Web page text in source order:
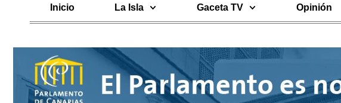
Inicio La Isla Gaceta TV Opinión